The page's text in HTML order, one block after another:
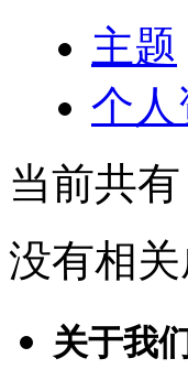
主题
个人
当前共有
没有相关
关于我们